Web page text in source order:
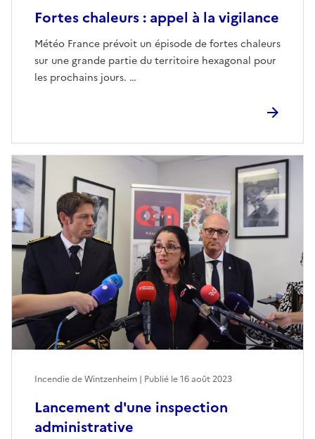
Fortes chaleurs : appel à la vigilance
Météo France prévoit un épisode de fortes chaleurs
sur une grande partie du territoire hexagonal pour
les prochains jours. …
Lancement d'une inspection
administrative
Incendie de Wintzenheim | Publié le16 août 2023